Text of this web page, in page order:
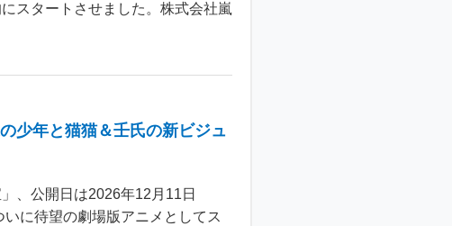
スタートさせました。株式会社嵐
少年と猫猫＆壬氏の新ビジュ
、公開日は2026年12月11日
に待望の劇場版アニメとしてス